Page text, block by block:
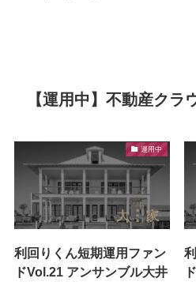
【運用中】不動産クラ
運用中
利回りくん短期運用ファン
ドVol.21 アンサンブル大井